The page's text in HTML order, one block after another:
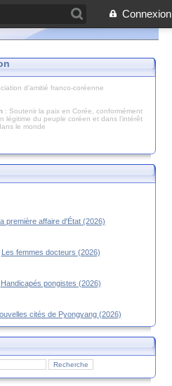
Connexion
d'amitié franco-coréenne
: Soutenir la paix en Corée, conformément
légitime du peuple coréen et dans l’intérêt
le monde
première affaire d'État (2026)
Les femmes docteurs (2026)
Handicapés pongistes (2026)
cités de Pyongyang (2026)